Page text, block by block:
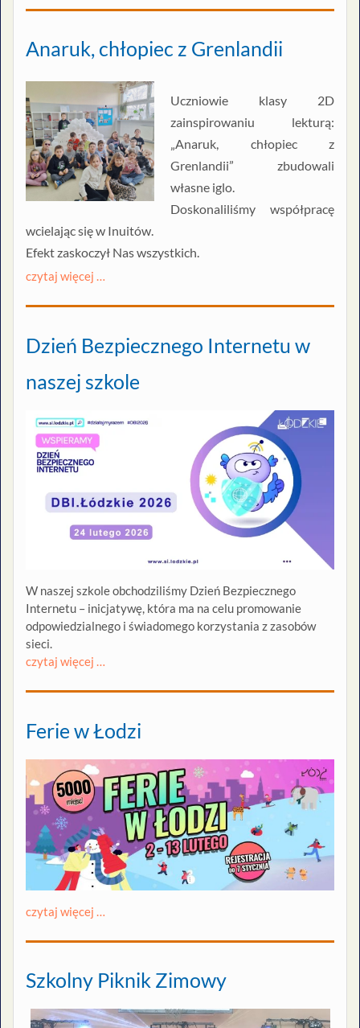
Anaruk, chłopiec z Grenlandii
Uczniowie klasy 2D
zainspirowaniu lekturą:
„Anaruk, chłopiec z
Grenlandii” zbudowali
własne iglo.
Doskonaliliśmy współpracę
wcielając się w Inuitów.
Efekt zaskoczył Nas wszystkich.
czytaj więcej …
Dzień Bezpiecznego Internetu w
naszej szkole
W naszej szkole obchodziliśmy Dzień Bezpiecznego
Internetu – inicjatywę, która ma na celu promowanie
odpowiedzialnego i świadomego korzystania z zasobów
sieci.
czytaj więcej …
Ferie w Łodzi
czytaj więcej …
Szkolny Piknik Zimowy